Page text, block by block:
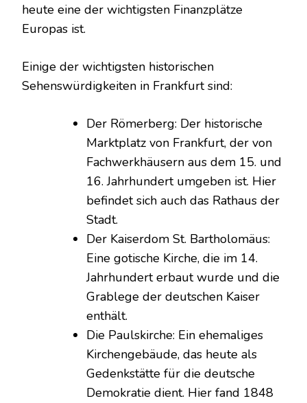
heute eine der wichtigsten Finanzplätze
Europas ist.
Einige der wichtigsten historischen
Sehenswürdigkeiten in Frankfurt sind:
Der Römerberg: Der historische
Marktplatz von Frankfurt, der von
Fachwerkhäusern aus dem 15. und
16. Jahrhundert umgeben ist. Hier
befindet sich auch das Rathaus der
Stadt.
Der Kaiserdom St. Bartholomäus:
Eine gotische Kirche, die im 14.
Jahrhundert erbaut wurde und die
Grablege der deutschen Kaiser
enthält.
Die Paulskirche: Ein ehemaliges
Kirchengebäude, das heute als
Gedenkstätte für die deutsche
Demokratie dient. Hier fand 1848